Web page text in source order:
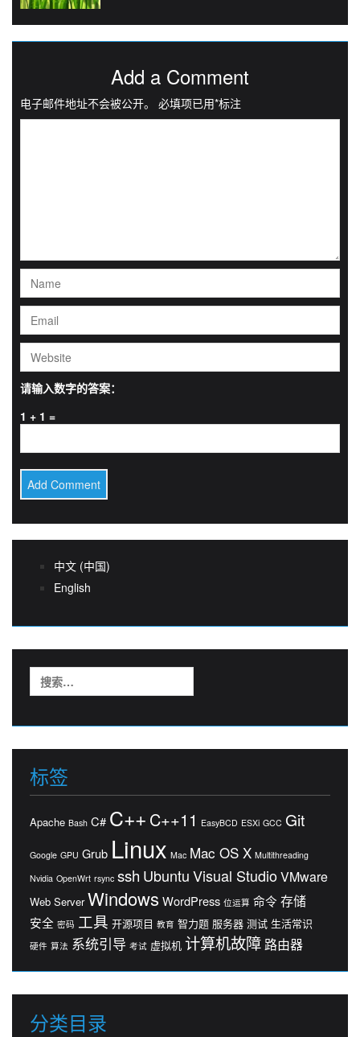
Add a Comment
电子邮件地址不会被公开。 必填项已用*标注
请输入数字的答案：
1 + 1 =
中文 (中国)
English
索：
标签
Apache Bash C# C++ C++11 EasyBCD ESXi GCC Git
Google GPU Grub Linux Mac Mac OS X Multithreading
Nvidia OpenWrt rsync ssh UbuntuVisual StudioVMware
Web Server Windows WordPress 位运算 命令 存储
安全 密码 工具 开源项目 教育 智力题 服务器 测试 生活常识
硬件 算法 系统引导 考试 虚拟机 计算机故障 路由器
分类目录